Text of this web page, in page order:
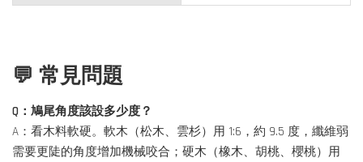
💬 常見問題
Q：鳩尾角度該設多少度？
A：看木料軟硬。軟木（松木、雲杉）用 1:6，約 9.5 度，纖維弱
需要更陡的角度增加機械咬合；硬木（橡木、胡桃、櫻桃）用